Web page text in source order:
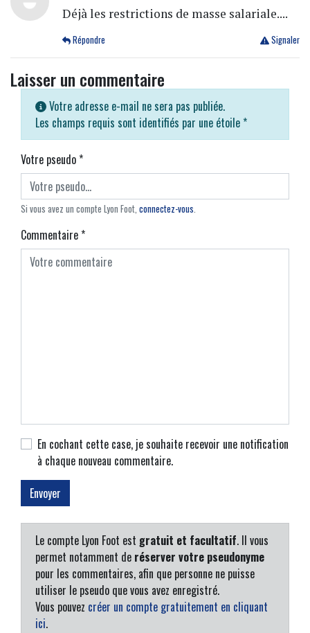
Déjà les restrictions de masse salariale....
Signaler
Répondre
Laisser un commentaire
Votre adresse e-mail ne sera pas publiée.
Les champs requis sont identifiés par une étoile *
Votre pseudo*
Si vous avez un compte Lyon Foot, connectez-vous.
Commentaire*
En cochant cette case, je souhaite recevoir une notification
à chaque nouveau commentaire.
Le compte Lyon Foot est gratuit et facultatif. Il vous
permet notamment de réserver votre pseudonyme
pour les commentaires, afin que personne ne puisse
utiliser le pseudo que vous avez enregistré.
Vous pouvez créer un compte gratuitement en cliquant
ici.